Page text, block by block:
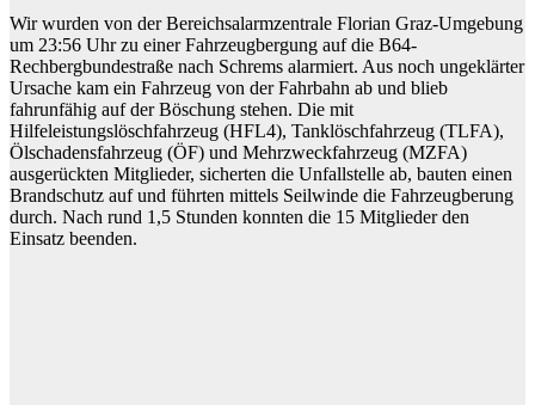
Wir wurden von der Bereichsalarmzentrale Florian Graz-Umgebung
um 23:56 Uhr zu einer Fahrzeugbergung auf die B64-
Rechbergbundestraße nach Schrems alarmiert. Aus noch ungeklärter
Ursache kam ein Fahrzeug von der Fahrbahn ab und blieb
fahrunfähig auf der Böschung stehen. Die mit
Hilfeleistungslöschfahrzeug (HFL4), Tanklöschfahrzeug (TLFA),
Ölschadensfahrzeug (ÖF) und Mehrzweckfahrzeug (MZFA)
ausgerückten Mitglieder, sicherten die Unfallstelle ab, bauten einen
Brandschutz auf und führten mittels Seilwinde die Fahrzeugberung
durch. Nach rund 1,5 Stunden konnten die 15 Mitglieder den
Einsatz beenden.